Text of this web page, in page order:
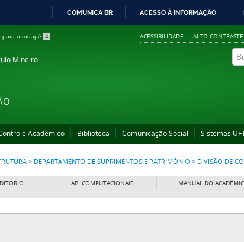
COMUNICA BR ACESSO À INFORMAÇÃO
para o rodapé 4 ACESSIBILIDADE ALTO CONTRASTE
Mineiro
Acadêmico Biblioteca Comunicação Social Sistemas
> DEPARTAMENTO DE SUPRIMENTOS E PATRIMÔNIO > DIVISÃO DE
LAB. COMPUTACIONAIS MANUAL DO